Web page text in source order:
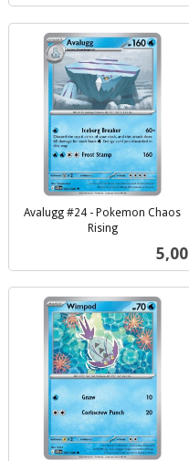
Avalugg #24 - Pokemon Chaos
Rising
Pris
5,00